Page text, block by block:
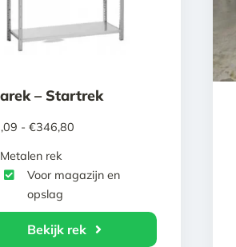
– Startrek
- €346,80Prijsklasse:
tot
Metalen rek
Voor magazijn en
opslag
Bekijk rek